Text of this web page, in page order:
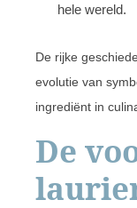
hele wereld.
De rijke
evolutie van
ingrediënt in
De